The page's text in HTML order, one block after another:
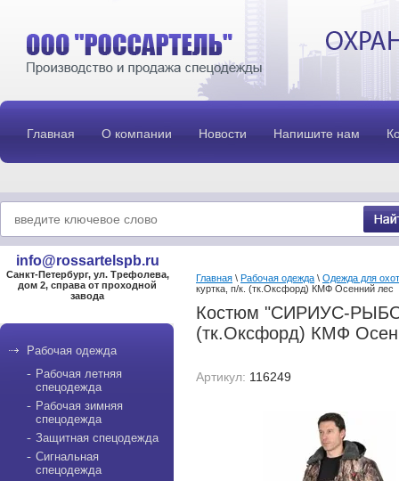
Главная О компании Новости Напишите нам
info@rossartelspb.ru
Санкт-Петербург, ул. Трефолева,
дом 2, справа от проходной
завода
Рабочая одежда
Рабочая летняя
спецодежда
Рабочая зимняя
спецодежда
Защитная спецодежда
Сигнальная
спецодежда
Главная \ Рабочая одежда \ Одежда для
куртка, п/к. (тк.Оксфорд) КМФ Осенний лес
Костюм "СИРИУС-
(тк.Оксфорд) КМФ
Артикул: 116249